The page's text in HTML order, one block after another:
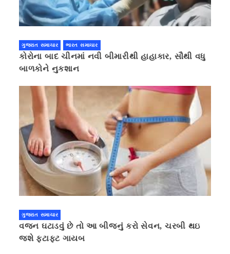
ગુજરાત સમાચાર ભારત સમાચાર
કોરોના બાદ ચીનમાં નવી બીમારીથી હાહાકાર, સૌથી વધુ
બાળકોને નુકશાન
ગુજરાત સમાચાર
વજન ઘટાડવું છે તો આ બીજનું કરો સેવન, ચરબી થઇ
જશે ફટાફટ ગાયબ